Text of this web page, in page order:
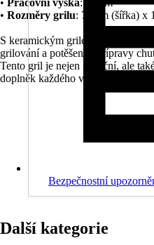
• Pracovní výška: 85 cm
• Rozměry grilu: 73 cm (šířka) x
S keramickým grilem
grilování a potěšení z přípravy
Tento gril je nejen funkční, ale
doplněk každého venkovního
Bezpečnostní
Další kategorie